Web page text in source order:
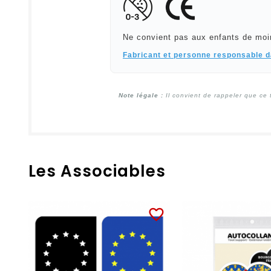
Ne convient pas aux enfants de
Fabricant et personne responsable
Note légale : Il convient de rappeler que ce
Les Associables
favorite_border